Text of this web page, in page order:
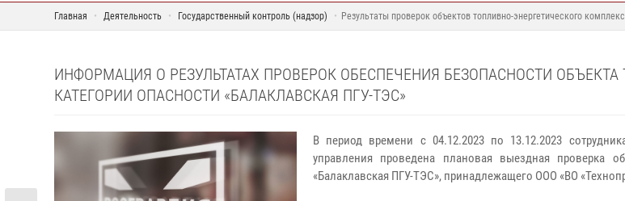
Главная Деятельность Государственный контроль (надзор) Результаты проверок объектов топливно-энергетического
ИНФОРМАЦИЯ О РЕЗУЛЬТАТАХ ПРОВЕРОК ОБЕСПЕЧЕНИЯ БЕЗОПАСНОСТИ
КАТЕГОРИИ ОПАСНОСТИ «БАЛАКЛАВСКАЯ ПГУ-ТЭС»
В период времени с 04.12.2023 по 13.12.2023
управления проведена плановая выездная проверка
«Балаклавская ПГУ-ТЭС», принадлежащего ООО «ВО